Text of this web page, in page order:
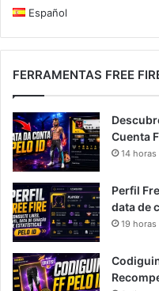
Español
FERRAMENTAS FREE
Cuenta
14 horas
Perfil
data de
19 horas